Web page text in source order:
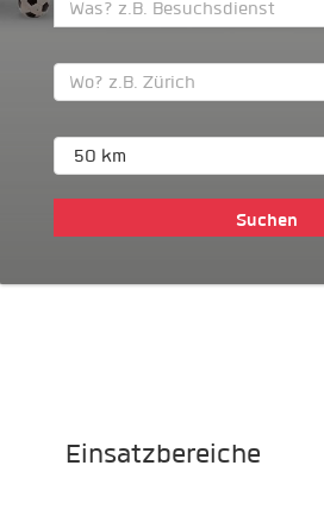
Einsatzbereiche